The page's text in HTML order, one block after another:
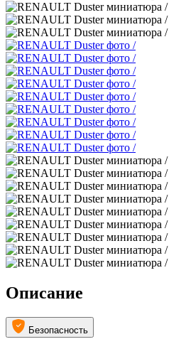
Описание
Безопасность